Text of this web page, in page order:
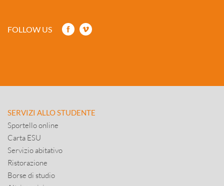
FOLLOW US
SERVIZI ALLO STUDENTE
Sportello online
Carta ESU
Servizio abitativo
Ristorazione
Borse di studio